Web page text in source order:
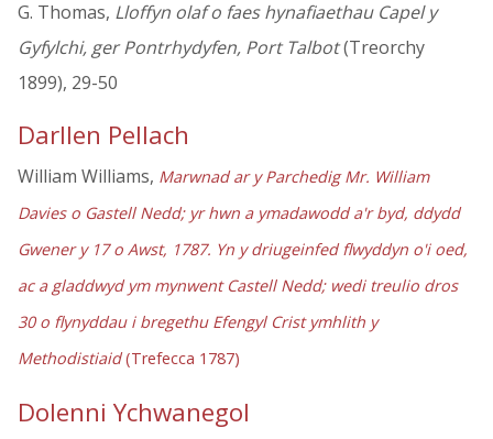
G. Thomas, Lloffyn olaf o faes hynafiaethau Capel y
Gyfylchi, ger Pontrhydyfen, Port Talbot(Treorchy
1899), 29-50
Darllen Pellach
William Williams, Marwnad ar y Parchedig Mr. William
Davies o Gastell Nedd; yr hwn a ymadawodd a'r byd, ddydd
Gwener y 17 o Awst, 1787. Yn y driugeinfed flwyddyn o'i oed,
ac a gladdwyd ym mynwent Castell Nedd; wedi treulio dros
30 o flynyddau i bregethu Efengyl Crist ymhlith y
Methodistiaid(Trefecca 1787)
Dolenni Ychwanegol